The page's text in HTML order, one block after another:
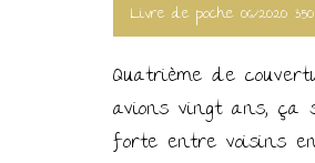
Livre de poche 06/2020
Quatrième de
avions vingt ans, ça
forte entre voisins